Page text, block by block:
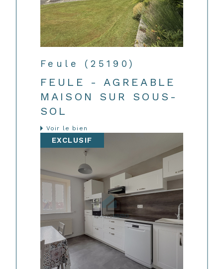
Feule (25190)
FEULE - AGREABLE
MAISON SUR SOUS-
SOL
Voir le bien
EXCLUSIF